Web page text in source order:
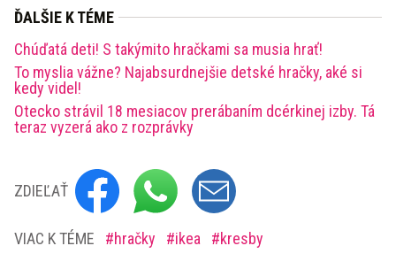
ĎALŠIE K TÉME
Chúďatá deti! S takýmito hračkami sa musia hrať!
To myslia vážne? Najabsurdnejšie detské hračky, aké si
kedy videl!
Otecko strávil 18 mesiacov prerábaním dcérkinej izby. Tá
teraz vyzerá ako z rozprávky
ZDIEĽAŤ
VIAC K TÉME hračky ikea kresby